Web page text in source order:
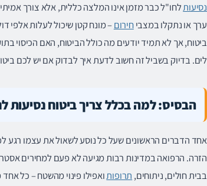
נסיעותלחו"ל כבר מזמן אינו המלצה כללית, אלא צורך
ערך או נתקלו במצביחירום– מונח קטן שיכול לעלות אלפי
ביטוח, אך לא תמיד יודעים מה כולל הביטוח, האם הכיסוי
לים. בדיוק בשביל זה חשוב לדעת איך לבדוק אם יש לכם
הבסיס: למה בכלל צריך ביטוח נסיעות
אחד הדברים הראשונים שעל כל נוסע לשאול את עצמו רגע
הזרה. הרפואה במדינות רבות מגיעה לא פעם למחירים
בבית חולים, ניתוחים, תרופותואפילו פינוי מהשטח – כל